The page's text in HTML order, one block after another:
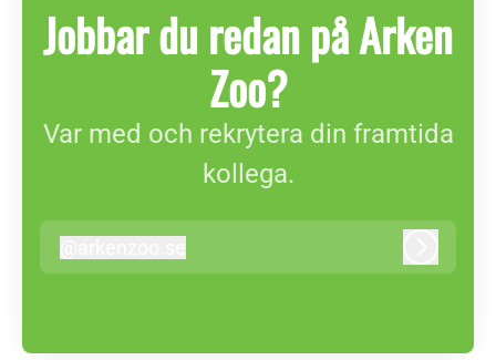
Jobbar du redan på Arken
Zoo?
Var med och rekrytera din framtida
kollega.
arkenzoo.se